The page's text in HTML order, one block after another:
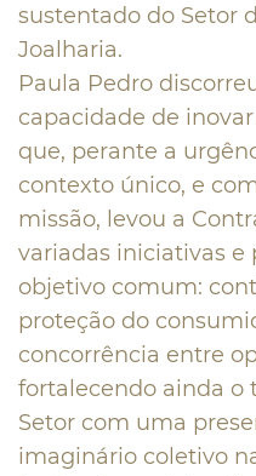
sustentado do Setor
Joalharia.
Paula Pedro
capacidade de
que, perante a
contexto único, e
missão, levou a
variadas iniciativas e
objetivo comum:
proteção do
concorrência entre
fortalecendo ainda o
Setor com uma
imaginário coletivo